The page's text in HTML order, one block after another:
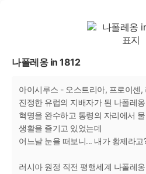
나폴레옹 in 1812
아이시루스 - 오스트리아, 프로이센,
진정한 유럽의 지배자가 된 나폴레
혁명을 완수하고 통령의 자리에서
생활을 즐기고 있었는데
어느날 눈을 떠보니... 내가 황제라고
러시아 원정 직전 평행세계 나폴레